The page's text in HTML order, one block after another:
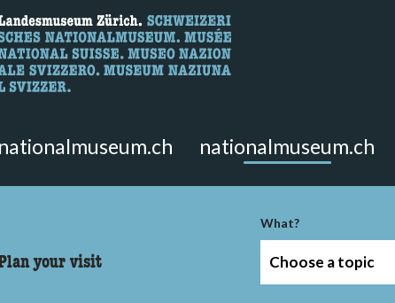
Here you can search for content on the page.
nationalmuseum.ch nationalmuseum.ch
your visit
What?
Choose a topic